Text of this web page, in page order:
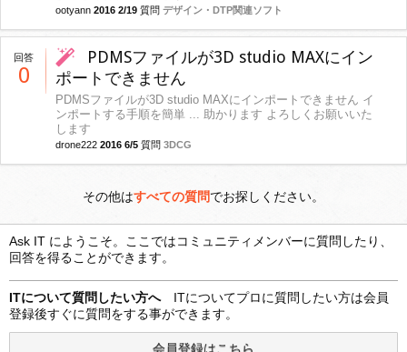
ootyann 2016 2/19 質問 デザイン・DTP関連ソフト
回答
0
PDMSファイルが3D studio MAXにイン
ポートできません
PDMSファイルが3D studio MAXにインポートできません イ
ンポートする手順を簡単 ... 助かります よろしくお願いいた
します
drone222 2016 6/5 質問 3DCG
その他はすべての質問でお探しください。
Ask IT にようこそ。ここではコミュニティメンバーに質問したり、
回答を得ることができます。
ITについて質問したい方へITについてプロに質問したい方は会員
登録後すぐに質問をする事ができます。